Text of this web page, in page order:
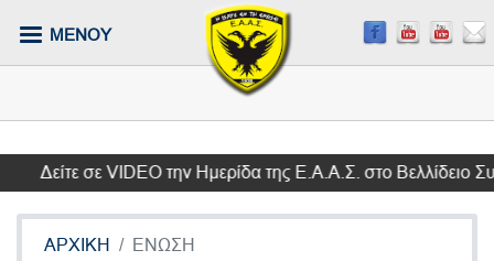
Παράκαμψη
προς
το
κυρίως
περιεχόμενο
ΜΕΝΟΥ
Δείτε σε VIDEO την Ημερίδα της Ε.Α.Α.Σ. στο Βελλίδειο
ΑΡΧΙΚΗ
ΕΝΩΣΗ